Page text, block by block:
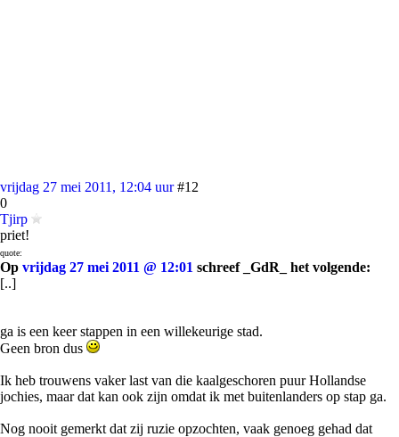
vrijdag 27 mei 2011, 12:04 uur #12
0
Tjirp
priet!
quote:
Op vrijdag 27 mei 2011 @ 12:01 schreef _GdR_ het volgende:
[..]
ga is een keer stappen in een willekeurige stad.
Geen bron dus
Ik heb trouwens vaker last van die kaalgeschoren puur Hollandse
jochies, maar dat kan ook zijn omdat ik met buitenlanders op stap ga.
Nog nooit gemerkt dat zij ruzie opzochten, vaak genoeg gehad dat